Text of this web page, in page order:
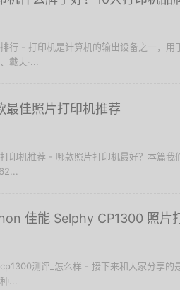
行 - 打印机是计算机的输出设备之一，用
戴夫·...
最佳照片打印机推荐
印机推荐 - 哪款照片打印机最好？本篇
佳能 Selphy CP1300 照片
测评_怎么样 - 接下来和大家分享
...